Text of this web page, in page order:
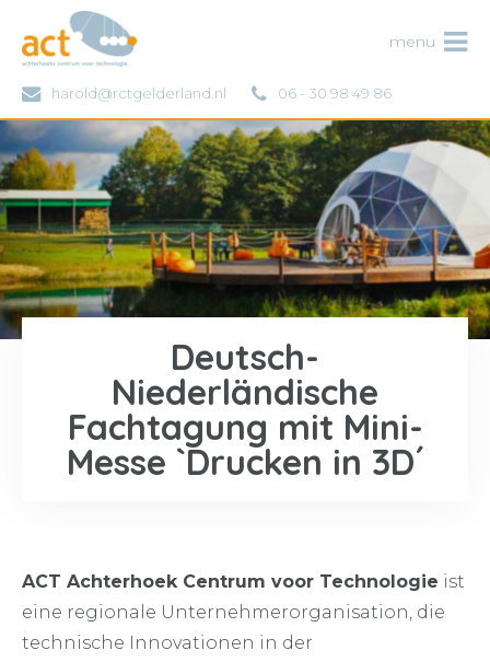
harold@rctgelderland.nl 06 - 30 98 49 86
ACT
Deutsch-
Niederländische
Fachtagung mit Mini-
Messe `Drucken in 3D´
ACT Achterhoek Centrum voor Technologie ist
eine regionale Unternehmerorganisation, die
technische Innovationen in der
menu